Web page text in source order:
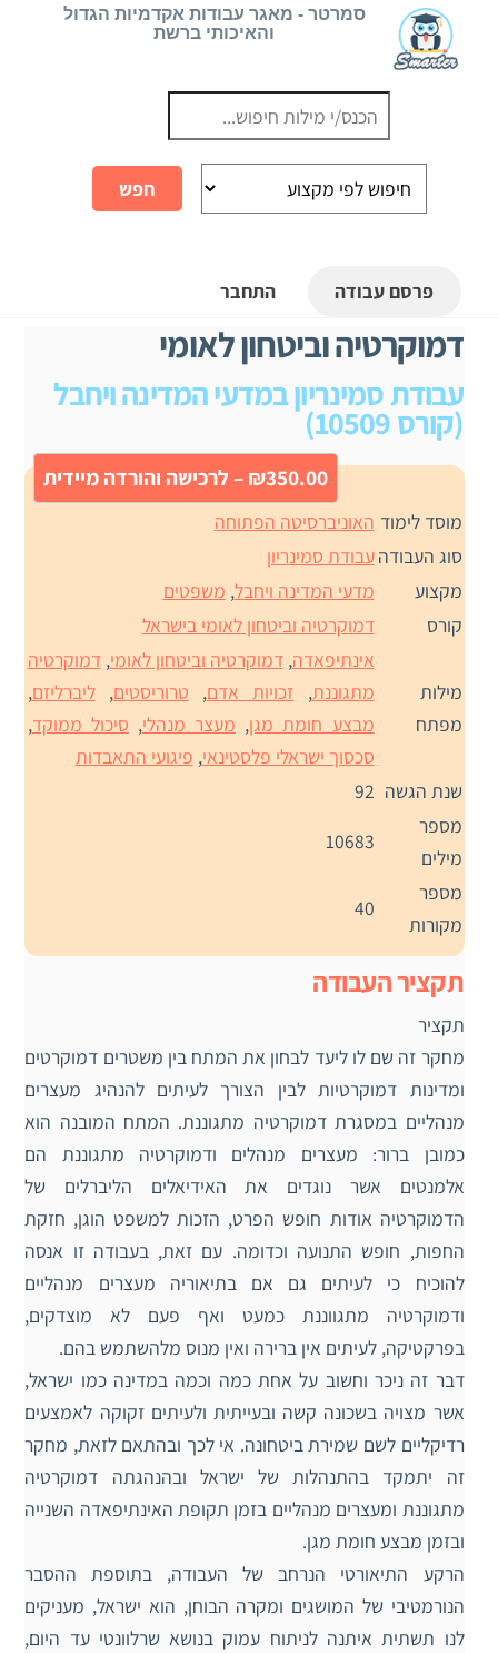
סמרטר - מאגר עבודות אקדמיות הגדול
והאיכותי ברשת
פרסם עבודה התחבר
דמוקרטיה וביטחון לאומי
עבודת סמינריון במדעי המדינה ויחבל
(קורס 10509)
₪350.00 – לרכישה והורדה מיידית
מוסד לימוד האוניברסיטה הפתוחה
סוג העבודהעבודת סמינריון
מקצוע
מדעי המדינה ויחבל, משפטים
קורס
דמוקרטיה וביטחון לאומי בישראל
מילות
מפתח
אינתיפאדה,דמוקרטיה וביטחון לאומי,דמוקרטיה
מתגוננת, זכויות אדם, טרוריסטים,ליברליזם,
מבצע חומת מגן, מעצר מנהלי, סיכול ממוקד,
סכסוך ישראלי פלסטינאי, פיגועי התאבדות
שנת הגשה 92
מספר
מילים
10683
מספר
מקורות
40
תקציר העבודה
תקציר
מחקר זה שם לו ליעד לבחון את המתח בין משטרים דמוקרטים
ומדינות דמוקרטיות לבין הצורך לעיתים להנהיג מעצרים
מנהליים במסגרת דמוקרטיה מתגוננת. המתח המובנה הוא
כמובן ברור: מעצרים מנהלים ודמוקרטיה מתגוננת הם
אלמנטים אשר נוגדים את האידיאלים הליברלים של
הדמוקרטיה אודות חופש הפרט, הזכות למשפט הוגן, חזקת
החפות, חופש התנועה וכדומה. עם זאת, בעבודה זו אנסה
להוכיח כי לעיתים גם אם בתיאוריה מעצרים מנהליים
ודמוקרטיה מתגווננת כמעט ואף פעם לא מוצדקים,
בפרקטיקה, לעיתים אין ברירה ואין מנוס מלהשתמש בהם.
דבר זה ניכר וחשוב על אחת כמה וכמה במדינה כמו ישראל,
אשר מצויה בשכונה קשה ובעייתית ולעיתים זקוקה לאמצעים
רדיקליים לשם שמירת ביטחונה. אי לכך ובהתאם לזאת, מחקר
זה יתמקד בהתנהלות של ישראל ובהנהגתה דמוקרטיה
מתגוננת ומעצרים מנהליים בזמן תקופת האינתיפאדה השנייה
ובזמן מבצע חומת מגן.
הרקע התיאורטי הנרחב של העבודה, בתוספת ההסבר
הנורמטיבי של המושגים ומקרה הבוחן, הוא ישראל, מעניקים
לנו תשתית איתנה לניתוח עמוק בנושא שרלוונטי עד היום,